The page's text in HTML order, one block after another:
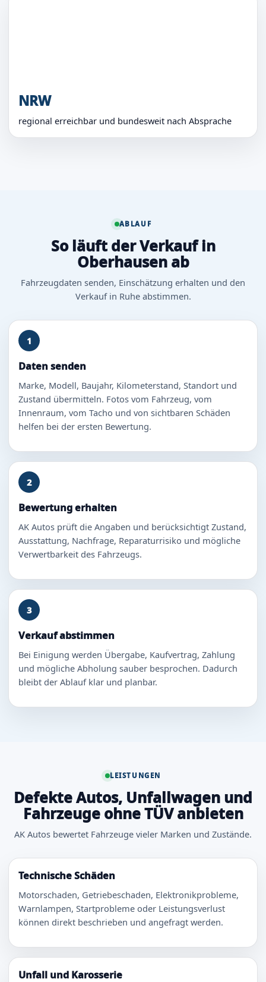
NRW
regional erreichbar und bundesweit nach Absprache
ABLAUF
So läuft der Verkauf in
Oberhausen ab
Fahrzeugdaten senden, Einschätzung erhalten und den
Verkauf in Ruhe abstimmen.
1
Daten senden
Marke, Modell, Baujahr, Kilometerstand, Standort und
Zustand übermitteln. Fotos vom Fahrzeug, vom
Innenraum, vom Tacho und von sichtbaren Schäden
helfen bei der ersten Bewertung.
2
Bewertung erhalten
AK Autos prüft die Angaben und berücksichtigt Zustand,
Ausstattung, Nachfrage, Reparaturrisiko und mögliche
Verwertbarkeit des Fahrzeugs.
3
Verkauf abstimmen
Bei Einigung werden Übergabe, Kaufvertrag, Zahlung
und mögliche Abholung sauber besprochen. Dadurch
bleibt der Ablauf klar und planbar.
LEISTUNGEN
Defekte Autos, Unfallwagen und
Fahrzeuge ohne TÜV anbieten
AK Autos bewertet Fahrzeuge vieler Marken und Zustände.
Technische Schäden
Motorschaden, Getriebeschaden, Elektronikprobleme,
Warnlampen, Startprobleme oder Leistungsverlust
können direkt beschrieben und angefragt werden.
Unfall und Karosserie